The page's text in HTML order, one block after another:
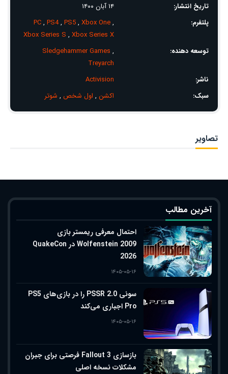
تاریخ انتشار:
۱۴ آبان ۱۴۰۰
پلتفرم:
PC, PS4, PS5, Xbox One,
Xbox Series S , Xbox Series X
توسعه دهنده:
Sledgehammer Games ,
Treyarch
ناشر:
Activision
سبک:
اکشن , اول شخص , شوتر
تصاویر
آخرین مطالب
احتمال معرفی ریمستر بازی
Wolfenstein 2009 در QuakeCon
2026
۱۴۰۵-۰۵-۱۶
سونی PSSR 2.0 را در بازی‌های PS5
Pro اجباری می‌کند
۱۴۰۵-۰۵-۱۶
بازسازی Fallout 3 فرصتی برای جبران
مشکلات نسخه اصلی